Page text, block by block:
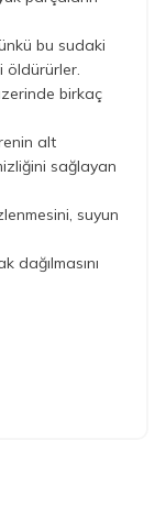
bu sudaki
öldürürler.
birkaç
alt
sağlayan
suyun
dağılmasını